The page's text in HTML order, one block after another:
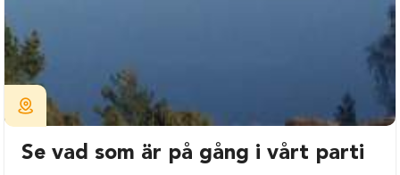
Se vad som är på gång i vårt parti